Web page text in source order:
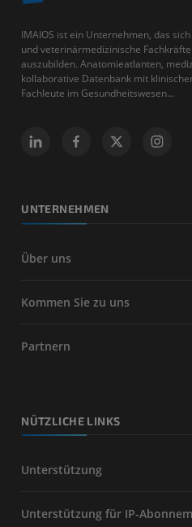
IMAIOS ist ein Unternehmen, das
und veterinärmedizinische
auszubilden. Anatomieatlanten,
kollaborative Datenbank mit
Fachleute im Gesundheitswesen...
UNTERNEHMEN
Über uns
Kommen Sie zu uns
Partnern
NÜTZLICHE LINKS
Unterstützung
Unterstützung für IP-